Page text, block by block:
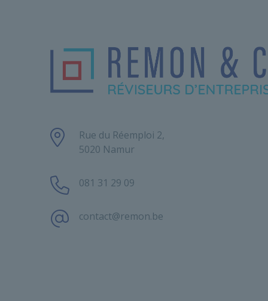
Rue du Réemploi 2,
5020 Namur
081 31 29 09
contact@remon.be